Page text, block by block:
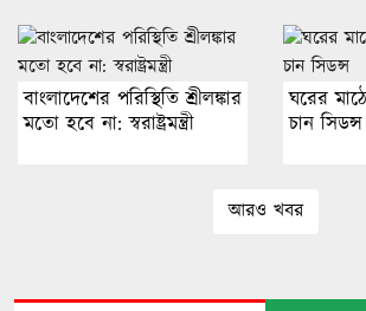
বাংলাদেশের পরিস্থিতি শ্রীলঙ্কার
মতো হবে না: স্বরাষ্ট্রমন্ত্রী
ঘরের
চান সিডন্স
আরও খবর